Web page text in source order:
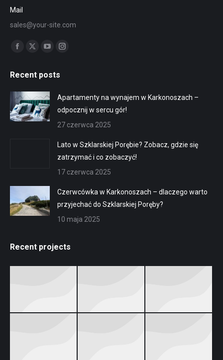
Mail
sales@your-site.com
Znajdź nas na:
opens
in
new
window
opens
in
new
window
YouTube
opens
in
new
window
Instagram
new
Recent posts
Apartamenty na wynajem w Karkonoszach –
odpocznij w sercu gór!
27 czerwca 2025
Lato w Szklarskiej Porębie? Zobacz, gdzie się
zatrzymać i co zobaczyć!
17 czerwca 2025
Czerwcówka w Karkonoszach – dlaczego warto
przyjechać do Szklarskiej Poręby?
10 maja 2025
Recent projects